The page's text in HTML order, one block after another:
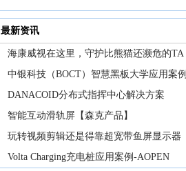
最新资讯
海康威视在这里，守护比熊猫还濒危的TA
中银科技（BOCT）智慧黑板大学应用案例
DANACOID分布式指挥中心解决方案
智能互动滑轨屏【森克产品】
玩转视频剪辑还是得靠超宽带鱼屏显示器
Volta Charging充电桩应用案例-AOPEN